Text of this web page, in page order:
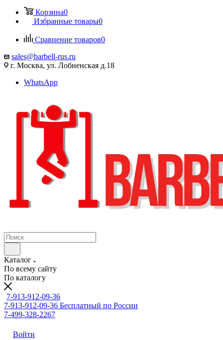
Корзина0
Избранные товары0
Сравнение товаров0
sales@barbell-rus.ru
г. Москва, ул. Лобненская д.18
WhatsApp
Каталог
По всему сайту
По каталогу
7-913-912-09-36
7-913-912-09-36 Бесплатный по России
7-499-328-2267
Войти